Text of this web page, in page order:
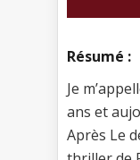
Résumé :
Je
ans et
Après Le